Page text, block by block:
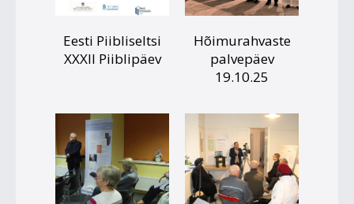
Eesti Piibliseltsi
XXXII Piiblipäev
Hõimurahvaste
palvepäev
19.10.25